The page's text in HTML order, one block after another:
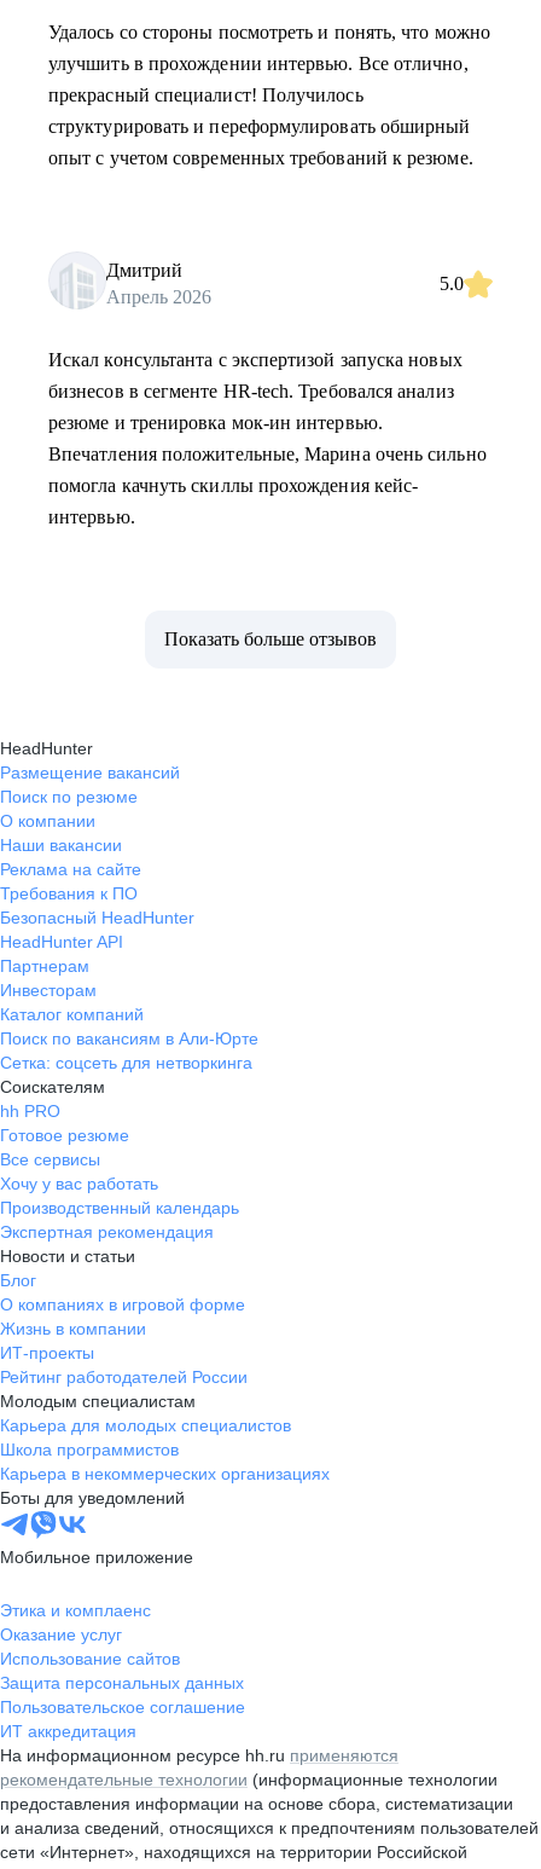
Удалось со стороны посмотреть и понять, что можно
улучшить в прохождении интервью. Все отлично,
прекрасный специалист! Получилось
структурировать и переформулировать обширный
опыт с учетом современных требований к резюме.
Дмитрий
Апрель 2026
5.0
Искал консультанта с экспертизой запуска новых
бизнесов в сегменте HR-tech. Требовался анализ
резюме и тренировка мок-ин интервью.
Впечатления положительные, Марина очень сильно
помогла качнуть скиллы прохождения кейс-
интервью.
Показать больше отзывов
HeadHunter
Размещение вакансий
Поиск по резюме
О компании
Наши вакансии
Реклама на сайте
Требования к ПО
Безопасный HeadHunter
HeadHunter API
Партнерам
Инвесторам
Каталог компаний
Поиск по вакансиям в Али-Юрте
Сетка: соцсеть для нетворкинга
Соискателям
hh PRO
Готовое резюме
Все сервисы
Хочу у вас работать
Производственный календарь
Экспертная рекомендация
Новости и статьи
Блог
О компаниях в игровой форме
Жизнь в компании
ИТ-проекты
Рейтинг работодателей России
Молодым специалистам
Карьера для молодых специалистов
Школа программистов
Карьера в некоммерческих организациях
Боты для уведомлений
Мобильное приложение
Этика и комплаенс
Оказание услуг
Использование сайтов
Защита персональных данных
Пользовательское соглашение
ИТ аккредитация
На информационном ресурсе hh.ru применяются
рекомендательные технологии (информационные технологии
предоставления информации на основе сбора, систематизации
и анализа сведений, относящихся к предпочтениям пользователей
сети «Интернет», находящихся на территории Российской